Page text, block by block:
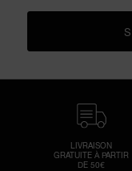
LIVRAISON
GRATUITE À PARTIR
DE 50€